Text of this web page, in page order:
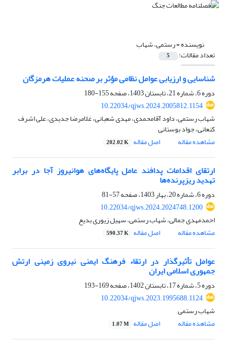
نویسنده =رستمی، شهاب
تعداد مقالات: 5
شناسایی و ارزیابی عوامل نظامی مؤثر بر صحنه عملیات هرمزگان
دوره 6، شماره 21، تابستان 1403، صفحه
155-180
10.22034/qjws.2024.2005812.1154
شهاب رستمی، داود آقامحمدی، مهدی شعبانی، غلامرضا جدیدی، علی اشرف
کنعانی، جواد بوستانی
مشاهده مقاله
اصل مقاله 202.02 K
ارتقای اقدامات پدافند عامل پایگاه‌های هوانیروز آجا در برابر
تهدید ریزپرنده‌ها
دوره 6، شماره 20، بهار 1403، صفحه
57-81
10.22034/qjws.2024.2024748.1200
احمدمهدی جمالی، شهاب رستمی، سهیل زیوری بدیع
مشاهده مقاله
اصل مقاله 590.37 K
عوامل تأثیرگذار در ارتقاء فرهنگ ایمنی نیروی زمینی ارتش
جمهوری اسلامی ایران
دوره 5، شماره 17، تابستان 1402، صفحه
169-193
10.22034/qjws.2023.1995688.1124
شهاب رستمی
مشاهده مقاله
اصل مقاله 1.07 M